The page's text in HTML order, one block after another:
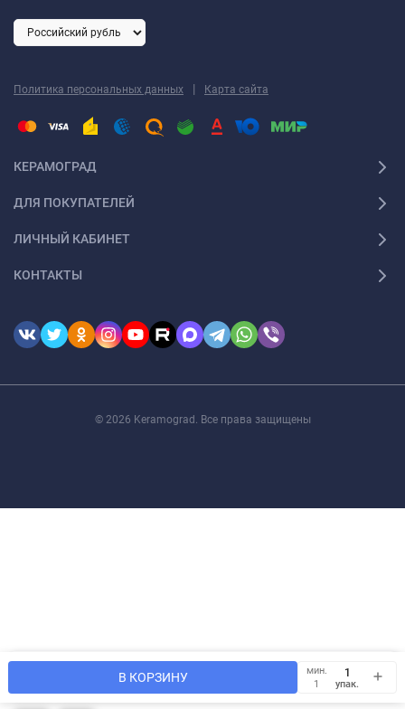
В КОРЗИНУ
мин.
1
упак.
Политика персональных данных | Карта сайта
КЕРАМОГРАД
ДЛЯ ПОКУПАТЕЛЕЙ
ЛИЧНЫЙ КАБИНЕТ
КОНТАКТЫ
© 2026 Keramograd. Все права защищены
Мы используем файлы cookie, чтобы сайт был лучше для
OK